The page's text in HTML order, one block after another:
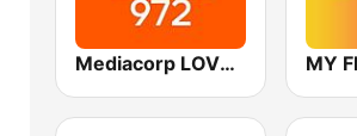
Mediacorp LOVE 972 MY